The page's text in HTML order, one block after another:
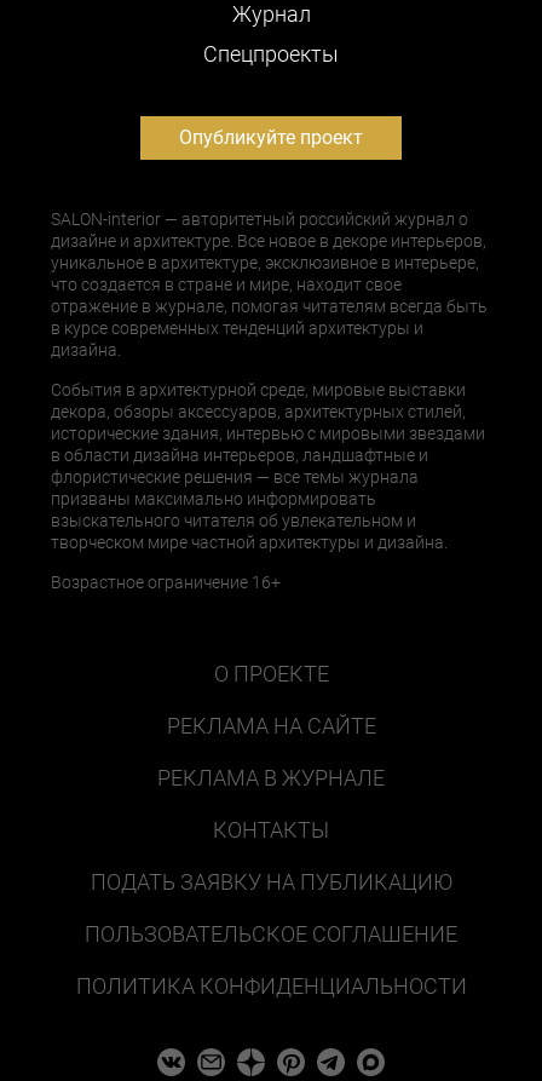
Журнал
Cпецпроекты
Опубликуйте проект
SALON-interior — авторитетный российский журнал о
дизайне и архитектуре. Все новое в декоре интерьеров,
уникальное в архитектуре, эксклюзивное в интерьере,
что создается в стране и мире, находит свое
отражение в журнале, помогая читателям всегда быть
в курсе современных тенденций архитектуры и
дизайна.
События в архитектурной среде, мировые выставки
декора, обзоры аксессуаров, архитектурных стилей,
исторические здания, интервью с мировыми звездами
в области дизайна интерьеров, ландшафтные и
флористические решения — все темы журнала
призваны максимально информировать
взыскательного читателя об увлекательном и
творческом мире частной архитектуры и дизайна.
Возрастное ограничение 16+
О ПРОЕКТЕ
РЕКЛАМА НА САЙТЕ
РЕКЛАМА В ЖУРНАЛЕ
КОНТАКТЫ
ПОДАТЬ ЗАЯВКУ НА ПУБЛИКАЦИЮ
ПОЛЬЗОВАТЕЛЬСКОЕ СОГЛАШЕНИЕ
ПОЛИТИКА КОНФИДЕНЦИАЛЬНОСТИ